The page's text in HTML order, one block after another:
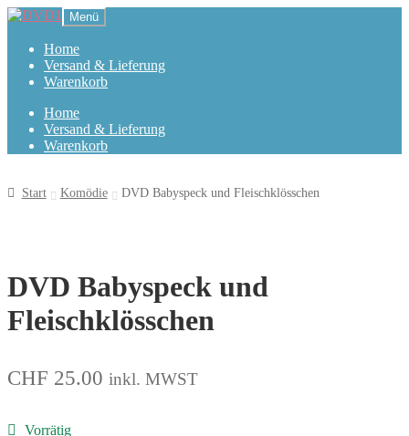
Zur
Navigation
springen
Zum
springen
Menü
Home
Versand & Lieferung
Warenkorb
Home
Versand & Lieferung
Warenkorb
Start Komödie DVD Babyspeck und Fleischklösschen
DVD Babyspeck und
Fleischklösschen
CHF 25.00 inkl. MWST
Vorrätig